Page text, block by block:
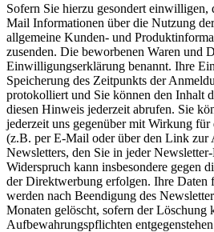
Sofern Sie hierzu gesondert
Mail Informationen über die Nutzung
allgemeine Kunden- und
zusenden. Die beworbenen Waren und
Einwilligungserklärung benannt. Ihre
Speicherung des Zeitpunkts der
protokolliert und Sie können den Inhalt
diesen Hinweis jederzeit abrufen. Sie
jederzeit uns gegenüber mit Wirkung
(z.B. per E-Mail oder über den Link zur
Newsletters, den Sie in jeder
Widerspruch kann insbesondere gegen
der Direktwerbung erfolgen. Ihre Daten
werden nach Beendigung des
Monaten gelöscht, sofern der Löschung
Aufbewahrungspflichten